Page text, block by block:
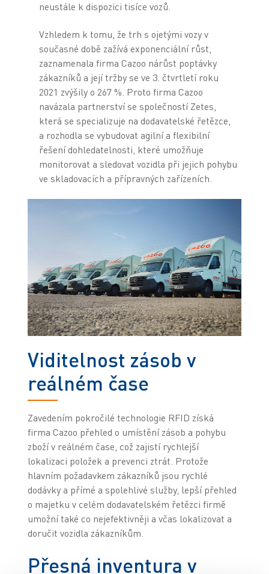
neustále k dispozici tisíce vozů.
Vzhledem k tomu, že trh s ojetými vozy v
současné době zažívá exponenciální růst,
zaznamenala firma Cazoo nárůst poptávky
zákazníků a její tržby se ve 3. čtvrtletí roku
2021 zvýšily o 267 %. Proto firma Cazoo
navázala partnerství se společností Zetes,
která se specializuje na dodavatelské řetězce,
a rozhodla se vybudovat agilní a flexibilní
řešení dohledatelnosti, které umožňuje
monitorovat a sledovat vozidla při jejich pohybu
ve skladovacích a přípravných zařízeních.
Viditelnost zásob v
reálném čase
Zavedením pokročilé technologie RFID získá
firma Cazoo přehled o umístění zásob a pohybu
zboží v reálném čase, což zajistí rychlejší
lokalizaci položek a prevenci ztrát. Protože
hlavním požadavkem zákazníků jsou rychlé
dodávky a přímé a spolehlivé služby, lepší přehled
o majetku v celém dodavatelském řetězci firmě
umožní také co nejefektivněji a včas lokalizovat a
doručit vozidla zákazníkům.
Přesná inventura v